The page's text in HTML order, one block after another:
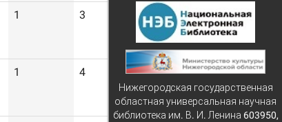
1 3
1 4
Нижегородская государственная
областная универсальная научная
библиотека им. В. И. Ленина 603950,